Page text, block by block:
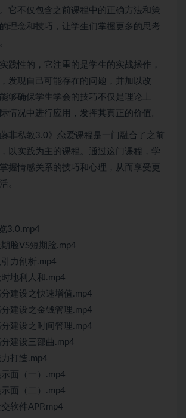
它不仅包含之前课程中的正确方法和策
理念和技巧，让学生们掌握更多的思考
践性的，它注重的是学生的实战操作，
发现自己可能存在的问题，并加以改
够确保学生学会的技巧不仅是理论上
情况中进行应用，发挥其真正的价值。
非私教3.0》恋爱课程是一门融合了之前
以实践为主的课程。通过这门课程，学
握情感关系的技巧和心理，从而享受更
。
3.0.mp4
脸VS短期脸.mp4
力剖析.mp4
地利人和.mp4
建设之快速增值.mp4
建设之金钱管理.mp4
建设之时间管理.mp4
建设三部曲.mp4
打造.mp4
面（一）.mp4
面（二）.mp4
软件APP.mp4